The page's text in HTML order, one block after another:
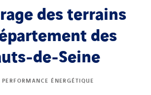
des terrains
des
de-Seine
ÉNERGÉTIQUE